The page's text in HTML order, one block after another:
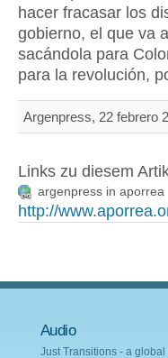
hacer fracasar los
gobierno, el que va
sacándola para
para la revolución,
Argenpress, 22 febrero
Links zu diesem
argenpress in aporrea
http://
Audio
Just Transitions - a